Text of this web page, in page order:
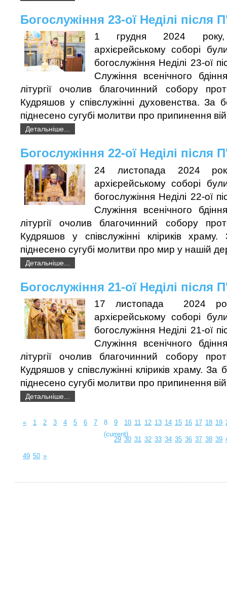
Богослужіння 23-ої Неділі після
1 грудня 2024
архієрейському соборі
богослужіння Неділі 23-ої
Служіння всенічного
літургії очолив благочинний собору
Кудряшов у співслужінні духовенства. За
піднесено сугубі молитви про припинення
Детальніше...
Богослужіння 22-ої Неділі після
24 листопада 2024
архієрейському соборі
богослужіння Неділі 22-ої
Служіння всенічного
літургії очолив благочинний собору
Кудряшов у співслужінні кліриків храму.
піднесено сугубі молитви про мир у нашій
Детальніше...
Богослужіння 21-ої Неділі після
17 листопада 2024
архієрейському соборі
богослужіння Неділі 21-ої
Служіння всенічного
літургії очолив благочинний собору
Кудряшов у співслужінні кліриків храму. За
піднесено сугубі молитви про припинення
Детальніше...
« 1 2 3 4 5 6 7
8
(current)
9 10 11 12 13 14 15 16 17 18 19
29 30 31 32 33 34 35 36 37 38 39
49 50 »